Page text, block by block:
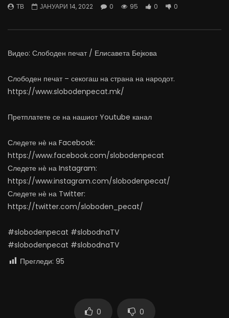
07.08.2026
0
1.5K 16 0
06.08.2026
0
1.1K 11
ТВ ЈАНУАРИ 14, 2022 0 95 0 0
Видео: Слободен печат / Елисавета Бејкова
Слободен печат – секогаш на страна на народот.
https://www.slobodenpecat.mk/
Претплатете се на нашиот Youtube канал
Следете нѐ на Facebook:
https://www.facebook.com/slobodenpecat
Следете нѐ на Instagram:
https://www.instagram.com/slobodenpecat/
Следете нѐ на Twitter:
https://twitter.com/sloboden_pecat/
#slobodenpecat #slobodnaTV
#slobodenpecat #slobodnaTV
Прегледи: 95
0 0